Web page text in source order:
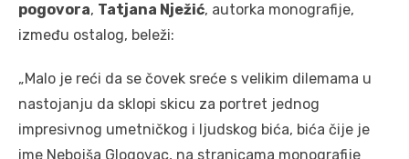
pogovora, Tatjana Nježić, autorka monografije,
između ostalog, beleži:
„Malo je reći da se čovek sreće s velikim dilemama u
nastojanju da sklopi skicu za portret jednog
impresivnog umetničkog i ljudskog bića, bića čije je
ime Nebojša Glogovac, na stranicama monografije